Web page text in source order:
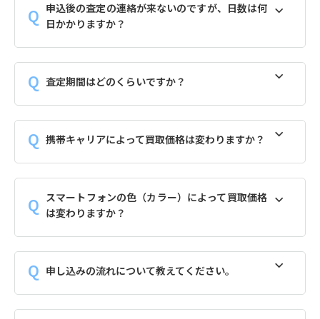
申込後の査定の連絡が来ないのですが、日数は何
日かかりますか？
査定期間はどのくらいですか？
携帯キャリアによって買取価格は変わりますか？
スマートフォンの色（カラー）によって買取価格
は変わりますか？
申し込みの流れについて教えてください。